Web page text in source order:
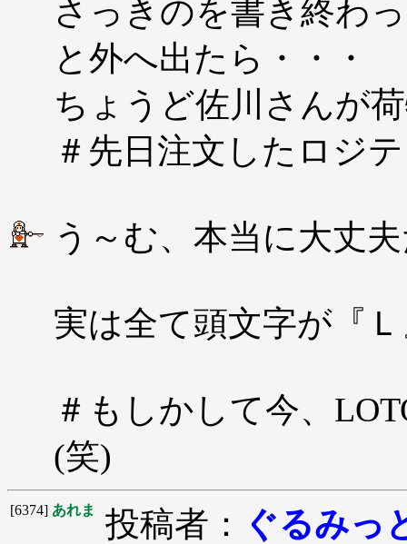
さっきのを書き終わ
と外へ出たら・・・
ちょうど佐川さんが
＃先日注文したロジ
う～む、本当に大丈
実は全て頭文字が『
＃もしかして今、
(笑)
[6374] あれま 投稿者： ぐるみっ